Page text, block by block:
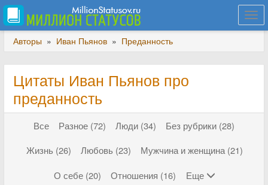
Авторы » Иван Пьянов » Преданность
Цитаты Иван Пьянов про
преданность
Все Разное (72) Люди (34)
Без рубрики (28)
Жизнь (26)
Любовь (23)
Мужчина и женщина (21)
О себе (20)
Отношения (16) Еще